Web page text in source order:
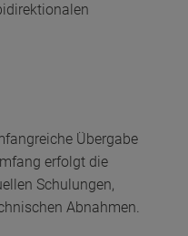
Übergabe
erfolgt die
Schulungen,
Abnahmen.